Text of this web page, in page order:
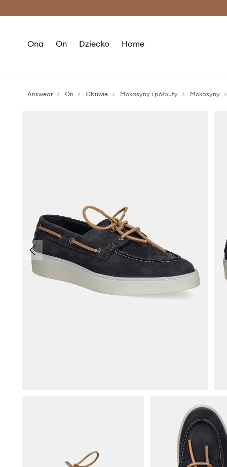
Ona On Dziecko Home
Answear On Obuwie Mokasyny i półbuty Mokasyny